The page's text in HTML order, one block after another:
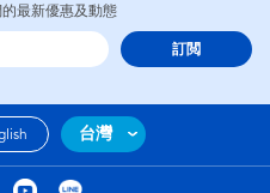
最新優惠及動態
訂閲
台灣